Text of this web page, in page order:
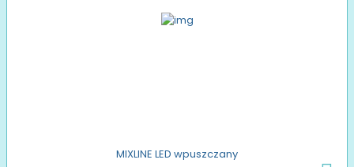
MIXLINE LED wpuszczany